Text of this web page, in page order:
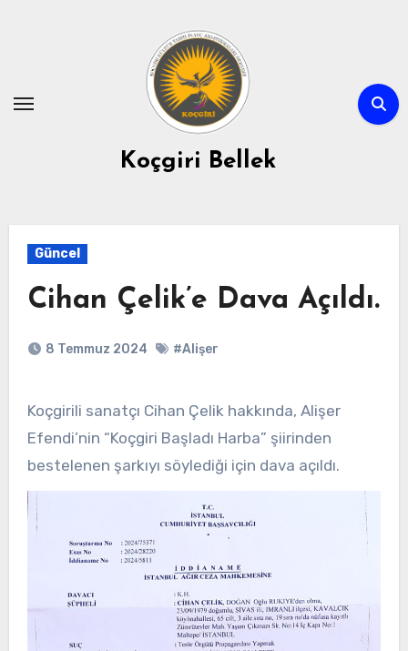
Koçgiri Bellek
Güncel
Cihan Çelik’e Dava Açıldı.
8 Temmuz 2024 #Alişer
Koçgirili sanatçı Cihan Çelik hakkında, Alişer
Efendi’nin “Koçgiri Başladı Harba” şiirinden
bestelenen şarkıyı söylediği için dava açıldı.